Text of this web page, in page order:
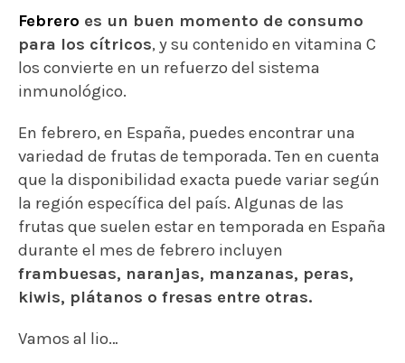
Febrero es un buen momento de consumo
para los cítricos, y su contenido en vitamina C
los convierte en un refuerzo del sistema
inmunológico.
En febrero, en España, puedes encontrar una
variedad de frutas de temporada. Ten en cuenta
que la disponibilidad exacta puede variar según
la región específica del país. Algunas de las
frutas que suelen estar en temporada en España
durante el mes de febrero incluyen
frambuesas, naranjas, manzanas, peras,
kiwis, plátanos o fresas entre otras.
Vamos al lio…